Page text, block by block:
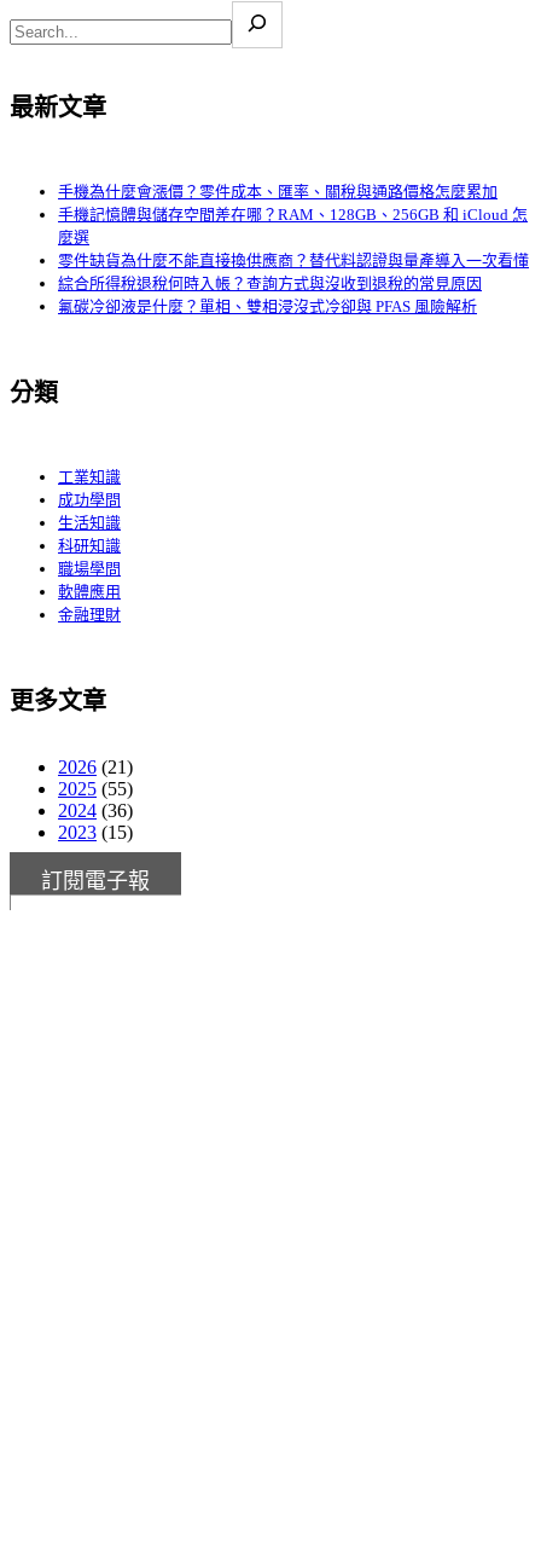
最新文章
手機為什麼會漲價？零件成本、匯率、關稅與通路價格怎麼累加
手機記憶體與儲存空間差在哪？RAM、128GB、256GB 和 iCloud 怎
麼選
零件缺貨為什麼不能直接換供應商？替代料認證與量產導入一次看懂
綜合所得稅退稅何時入帳？查詢方式與沒收到退稅的常見原因
氟碳冷卻液是什麼？單相、雙相浸沒式冷卻與 PFAS 風險解析
分類
工業知識
成功學問
生活知識
科研知識
職場學問
軟體應用
金融理財
更多文章
2026 (21)
2025 (55)
2024 (36)
2023 (15)
訂閱電子報